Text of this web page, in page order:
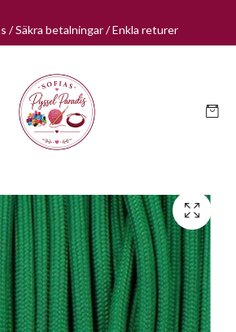
/ Säkra betalningar / Enkla returer